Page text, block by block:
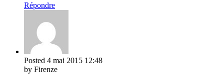
Répondre
Posted 4 mai 2015 12:48
by Firenze